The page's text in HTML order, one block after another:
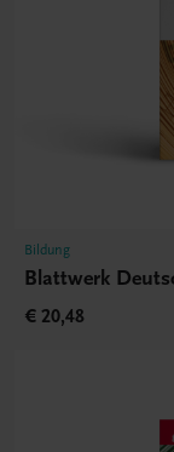
Bildung
Blattwerk
€ 20,48